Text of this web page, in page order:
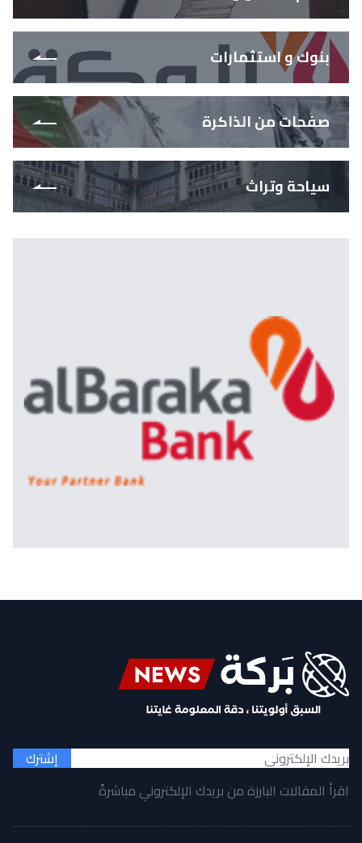
بنوك و استثمارات
صفحات من الذاكرة
سياحة وتراث
إشترك
اقرأ المقالات البارزة من بريدك الإلكتروني مباشرةً